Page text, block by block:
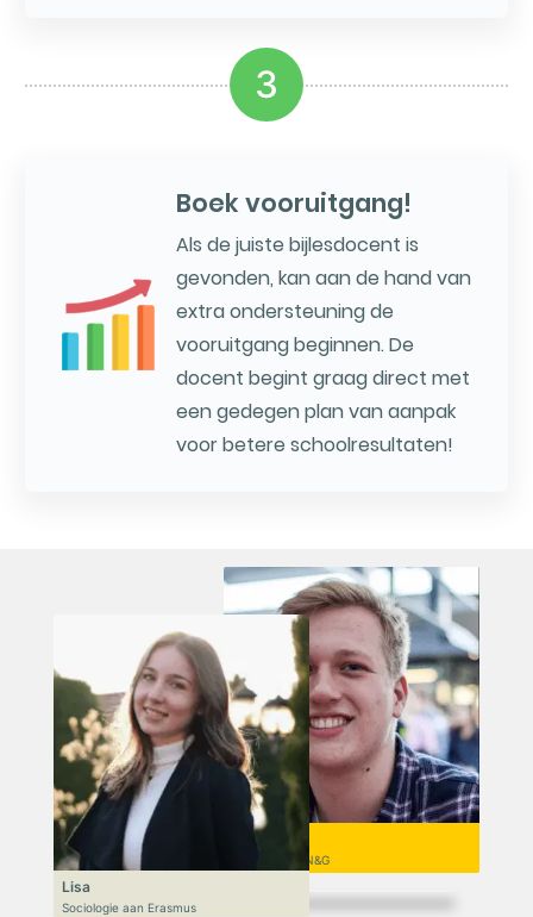
3
Boek vooruitgang!
Als de juiste bijlesdocent is
gevonden, kan aan de hand van
extra ondersteuning de
vooruitgang beginnen. De
docent begint graag direct met
een gedegen plan van aanpak
voor betere schoolresultaten!
Niek
VWO 6, N&T/N&G
Lisa
Sociologie aan Erasmus